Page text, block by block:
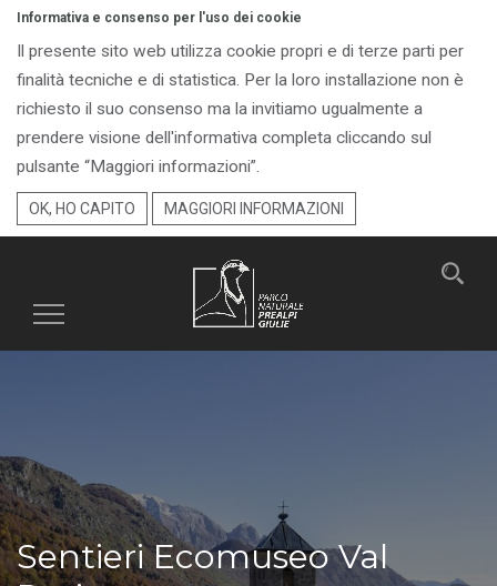
Informativa e consenso per l'uso dei cookie
Il presente sito web utilizza cookie propri e di terze parti per
finalità tecniche e di statistica. Per la loro installazione non è
richiesto il suo consenso ma la invitiamo ugualmente a
prendere visione dell'informativa completa cliccando sul
pulsante “Maggiori informazioni”.
OK, HO CAPITO MAGGIORI INFORMAZIONI
Toggle
Sentieri Ecomuseo Val